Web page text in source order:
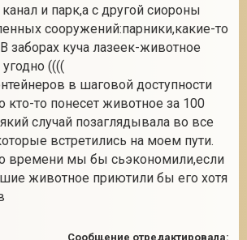
и парк,а с другой сиороны
сооружений:парники,какие-то
заборах куча лазеек-животное
((((
в шаговой доступности
кто-то понесет животное за 100
случай позаглядывала во все
встретились на моем пути.
времени мы бы сьэкономили,если
животное приютили бы его хотя
Сообщение отредактировала: